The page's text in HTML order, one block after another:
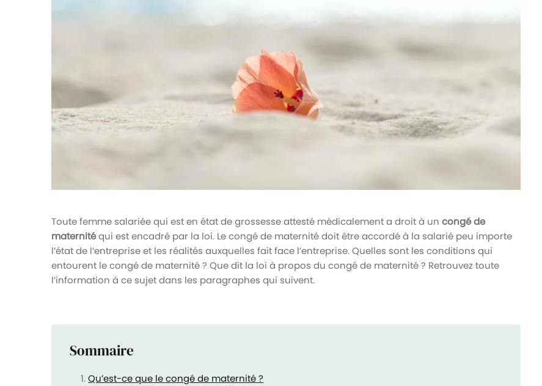
Toute femme salariée qui est en état de grossesse attesté médicalement a droit à un congé de
maternitéqui est encadré par la loi. Le congé de maternité doit être accordé à la salarié peu importe
l’état de l’entreprise et les réalités auxquelles fait face l’entreprise. Quelles sont les conditions qui
entourent le congé de maternité ? Que dit la loi à propos du congé de maternité ? Retrouvez toute
l’information à ce sujet dans les paragraphes qui suivent.
Sommaire
Qu’est-ce que le congé de maternité ?
Suivi mutuelle
Suivez les demandes de remboursement de
soins